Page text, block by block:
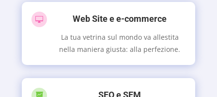
 Web Site e e-commerce
La tua vetrina sul mondo va allestita
nella maniera giusta: alla perfezione.
SEO e SEM